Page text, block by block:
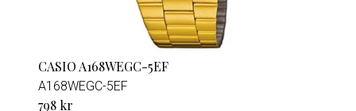
CASIO A168WEGC-5EF
A168WEGC-5EF
798 kr